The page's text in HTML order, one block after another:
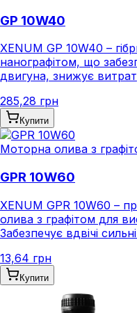
GP 10W40
XENUM GP 10W40 –
нанографітом, що
двигуна, знижує
285,28 грн
Купити
Моторна олива з
GPR 10W60
XENUM GPR 10W60 –
олива з графітом для
Забезпечує вдвічі
13,64 грн
Купити